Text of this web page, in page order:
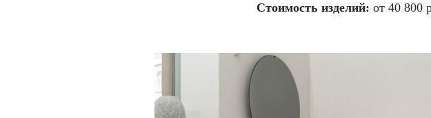
Стоимость изделий: от 40 800